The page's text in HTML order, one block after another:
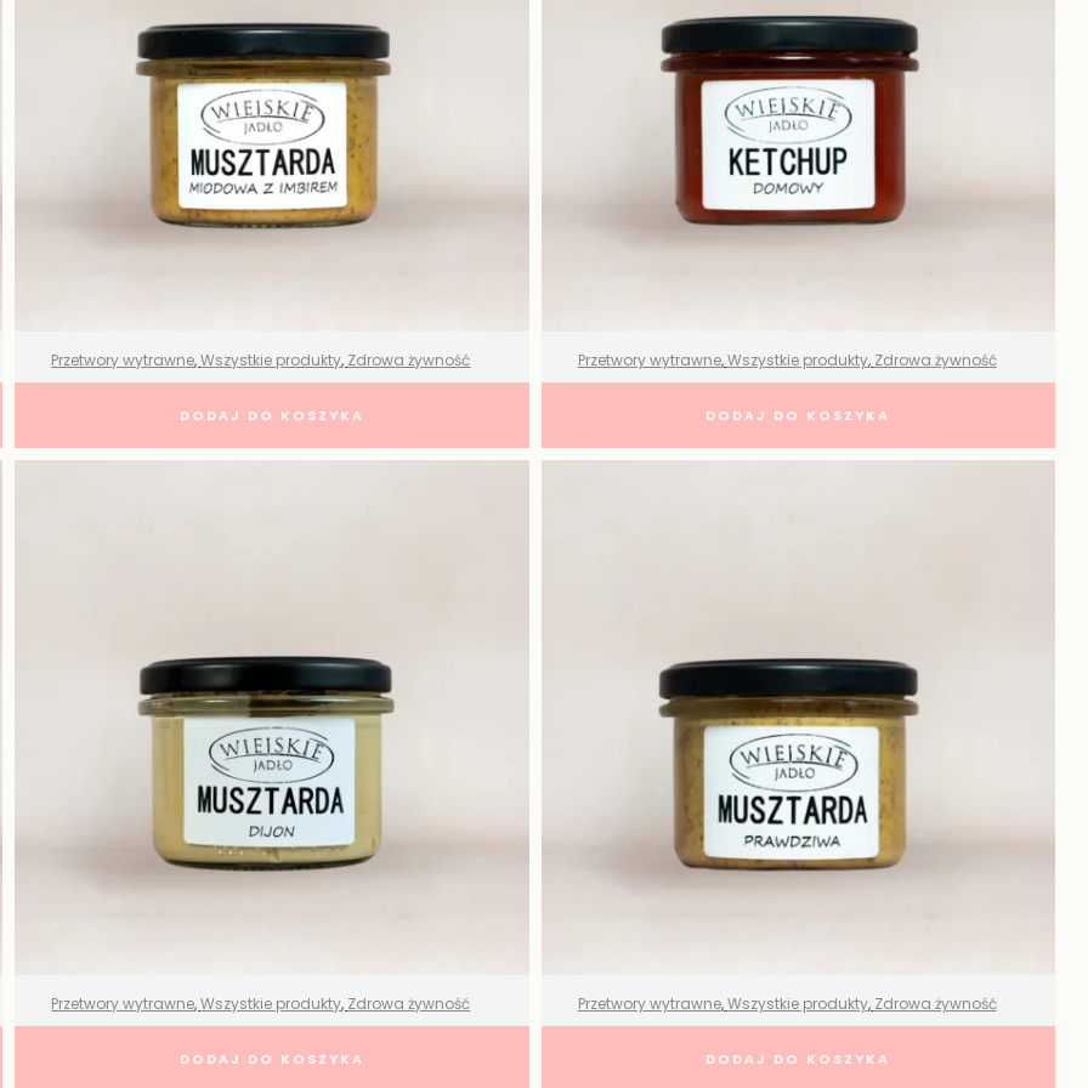
Przetwory wytrawne,Wszystkie produkty, Zdrowa żywność
DODAJ DO KOSZYKA
Przetwory wytrawne,Wszystkie produkty, Zdrowa żywność
DODAJ DO KOSZYKA
Przetwory wytrawne,Wszystkie produkty, Zdrowa żywność
DODAJ DO KOSZYKA
Przetwory wytrawne,Wszystkie produkty, Zdrowa żywność
DODAJ DO KOSZYKA